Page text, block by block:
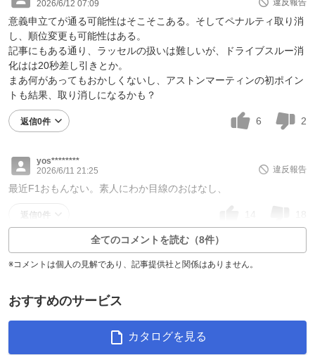
2026/6/12 07:09 違反報告
意義申立てが通る可能性はそこそこある。そしてペナルティ取り消
し、順位変更も可能性はある。
記事にもある通り、ラッセルの扱いは難しいが、ドライブスルー消
化はは20秒差し引きとか。
まあ何があってもおかしくないし、アストンマーティンの初ポイン
トも結果、取り消しになるかも？
返信0件 6 2
yos********
2026/6/11 21:25
違反報告
最近F1おもんない。素人にわか目線のおはなし、
返信0件 14
全てのコメントを読む（8件）
※コメントは個人の見解であり、記事提供社と関係はありません。
おすすめのサービス
カタログを見る